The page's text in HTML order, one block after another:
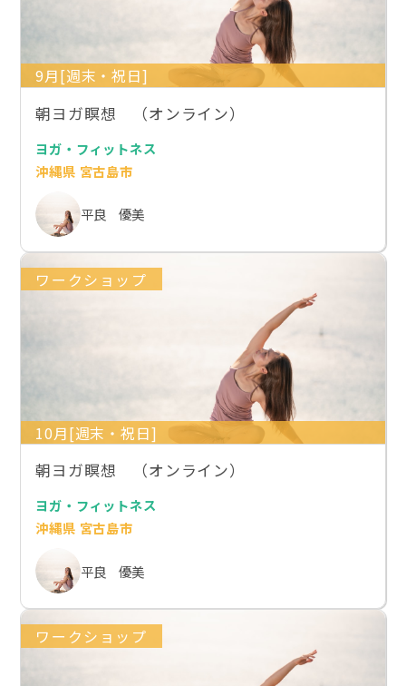
9月[週末・祝日]
朝ヨガ瞑想 （オンライン）
ヨガ・フィットネス
沖縄県 宮古島市
平良 優美
ワークショップ
10月[週末・祝日]
朝ヨガ瞑想 （オンライン）
ヨガ・フィットネス
沖縄県 宮古島市
平良 優美
ワークショップ